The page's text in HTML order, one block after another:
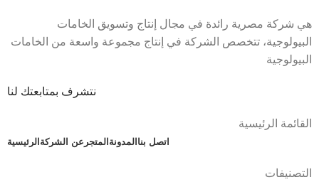
هي شركة مصرية رائدة في مجال إنتاج وتسويق الخامات
البيولوجية، تتخصص الشركة في إنتاج مجموعة واسعة من الخامات
البيولوجية
نتشرف بمتابعتك لنا
القائمة الرئيسية
الرئيسية عن الشركة المتجر المدونة اتصل بنا
التصنيفات